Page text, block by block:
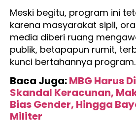
Meski begitu, program ini
karena masyarakat sipil,
media diberi ruang
publik, betapapun rumit,
kunci bertahannya program.
Baca Juga:MBG Harus
Skandal Keracunan,
Bias Gender, Hingga
Militer